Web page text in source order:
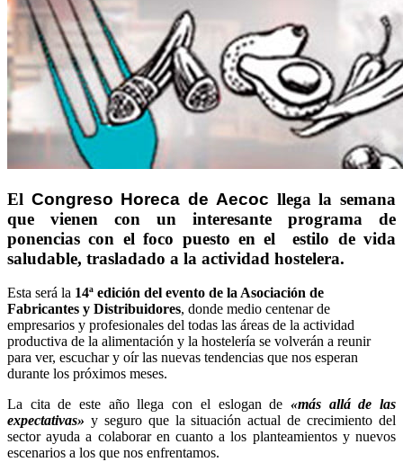
El Congreso Horeca de Aecoc llega la semana
que vienen con un interesante programa de
ponencias con el foco puesto en el estilo de vida
saludable, trasladado a la actividad hostelera.
Esta será la 14ª edición del evento de la Asociación de
Fabricantes y Distribuidores, donde medio centenar de
empresarios y profesionales del todas las áreas de la actividad
productiva de la alimentación y la hostelería se volverán a reunir
para ver, escuchar y oír las nuevas tendencias que nos esperan
durante los próximos meses.
La cita de este año llega con el eslogan de «más allá de las
expectativas» y seguro que la situación actual de crecimiento del
sector ayuda a colaborar en cuanto a los planteamientos y nuevos
escenarios a los que nos enfrentamos.